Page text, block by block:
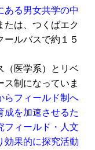
ある男女共学の中
たは、つくばエク
ールバスで約１５
（医学系）とリベ
ス制になっていま
らフィールド制へ
成を加速させるた
フィールド・人文
効果的に探究活動